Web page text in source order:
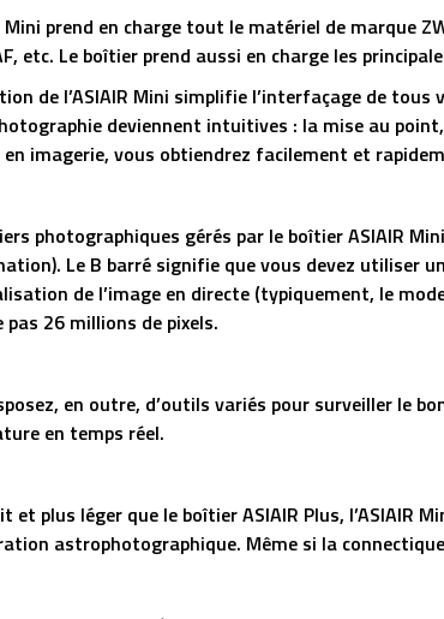
Mini prend en charge tout le matériel de
etc. Le boîtier prend aussi en charge les
de l’ASIAIR Mini simplifie l’interfaçage de
deviennent intuitives : la mise au
en imagerie, vous obtiendrez facilement et
photographiques gérés par le boîtier ASIAIR
Le B barré signifie que vous devez utiliser
de l’image en directe (typiquement, le
pas 26 millions de pixels.
en outre, d’outils variés pour surveiller le
en temps réel.
et plus léger que le boîtier ASIAIR Plus, l’ASIAIR
astrophotographique. Même si la